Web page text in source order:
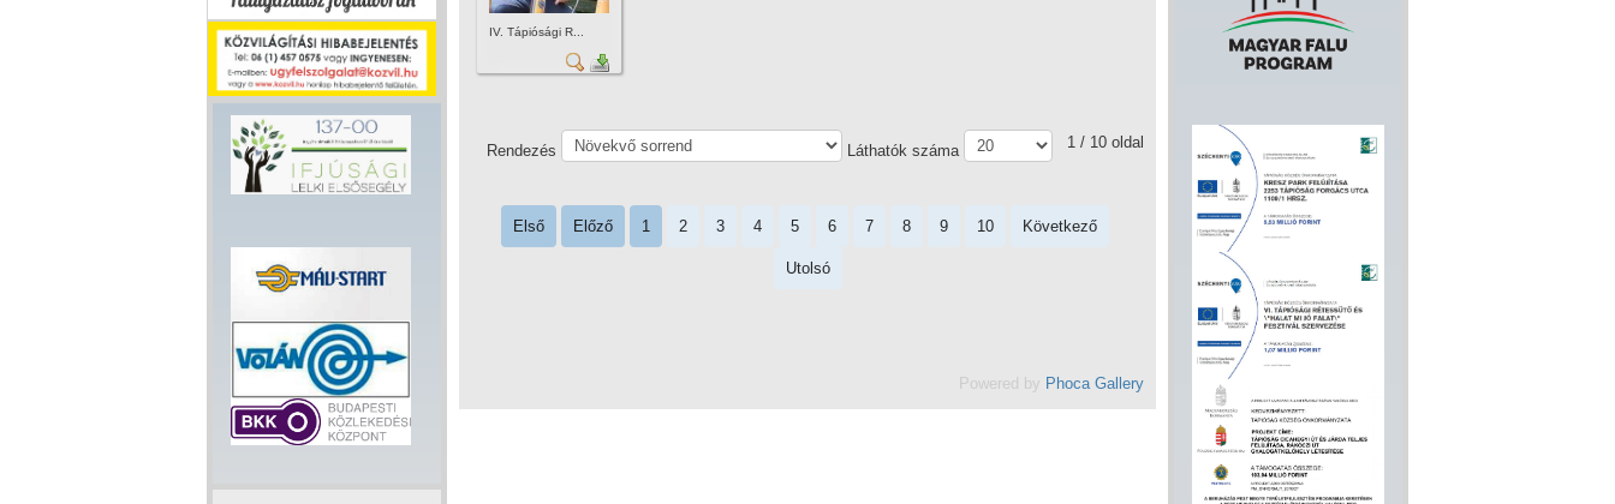
IV. Tápiósági R...
Rendezés Láthatók száma 1 / 10 oldal
Első Előző 1 2 3 4 5 6 7 8 9 10 Következő
Utolsó
Powered by Phoca Gallery